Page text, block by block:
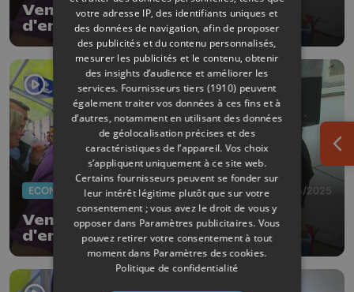
VentureLab : 10 ans d'idées et
d'entrepreneuriat liégeois
ECONOMIE 12/04/2025
VentureLab, 10 ans d'idées et
d'entrepreneuriat liégeois
votre adresse IP, des identifiants uniques et
des données de navigation, afin de proposer
des publicités et du contenu personnalisés,
mesurer les publicités et le contenu, obtenir
des insights d’audience et améliorer les
services. Fournisseurs tiers (1910) peuvent
également traiter vos données à ces fins et à
d’autres, notamment en utilisant des données
de géolocalisation précises et des
caractéristiques de l’appareil. Vos choix
s’appliquent uniquement à ce site web.
Certains fournisseurs peuvent se fonder sur
leur intérêt légitime plutôt que sur votre
consentement ; vous avez le droit de vous y
opposer dans Paramètres publicitaires. Vous
pouvez retirer votre consentement à tout
moment dans Paramètres des cookies.
Politique de confidentialité